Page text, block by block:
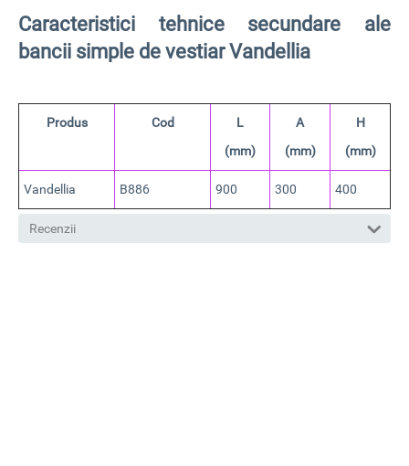
Caracteristici tehnice secundare ale
bancii simple de vestiar Vandellia
Produs Cod
L
(mm)
A
(mm)
H
(mm)
Vandellia B886 900 300 400
Recenzii